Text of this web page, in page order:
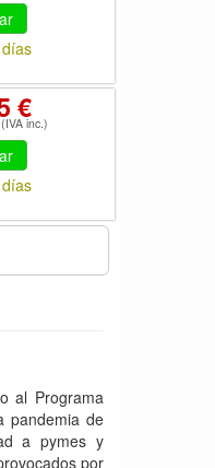
€inc.)
al Programa
pandemia de
a pymes y
por